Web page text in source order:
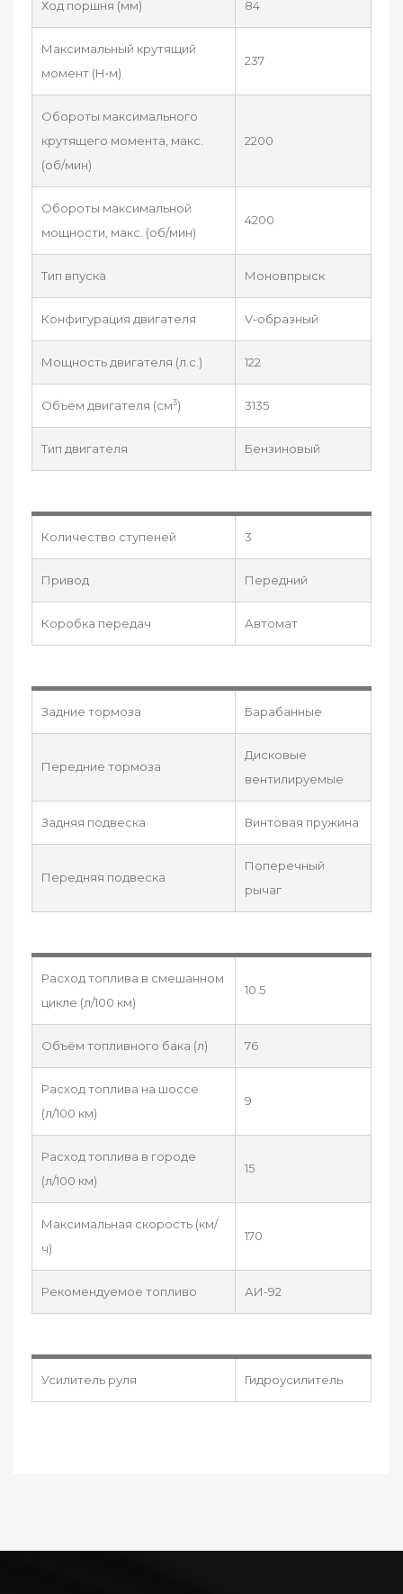
Ход поршня (мм) 84
Максимальный крутящий
момент (Н•м)
237
Обороты максимального
крутящего момента, макс.
(об/мин)
2200
Обороты максимальной
мощности, макс. (об/мин)
4200
Тип впуска Моновпрыск
Конфигурация двигателя V-образный
Мощность двигателя (л.с.) 122
Объём двигателя (см3) 3135
Тип двигателя Бензиновый
Количество ступеней 3
Привод Передний
Коробка передач Автомат
Задние тормоза Барабанные
Передние тормоза
Дисковые
вентилируемые
Задняя подвеска Винтовая пружина
Передняя подвеска
Поперечный
рычаг
Расход топлива в смешанном
цикле (л/100 км)
10.5
Объём топливного бака (л) 76
Расход топлива на шоссе
(л/100 км)
9
Расход топлива в городе
(л/100 км)
15
Максимальная скорость (км/
ч)
170
Рекомендуемое топливо АИ-92
Усилитель руля Гидроусилитель